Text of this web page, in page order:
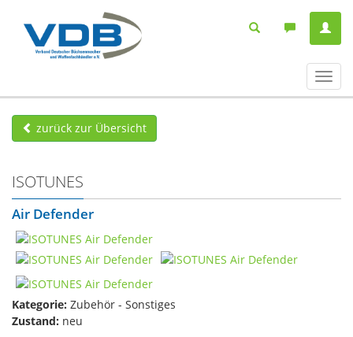
ein-/
zurück zur Übersicht
ISOTUNES
Air Defender
Kategorie: Zubehör - Sonstiges
Zustand: neu